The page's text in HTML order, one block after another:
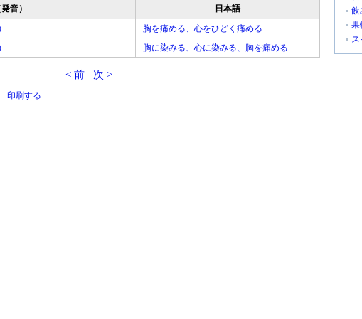
音）
日本語
胸を痛める、心をひどく痛める
胸に染みる、心に染みる、胸を痛める
< 前 次 >
印刷する
飲
果
ス